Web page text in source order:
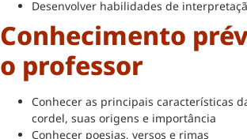
Desenvolver habilidades de
Conhecimento
o professor
Conhecer as principais características
cordel, suas origens e importância
Conhecer poesias, versos e rimas